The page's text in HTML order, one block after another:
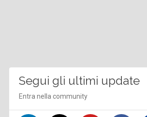
Segui gli ultimi update
Entra nella community